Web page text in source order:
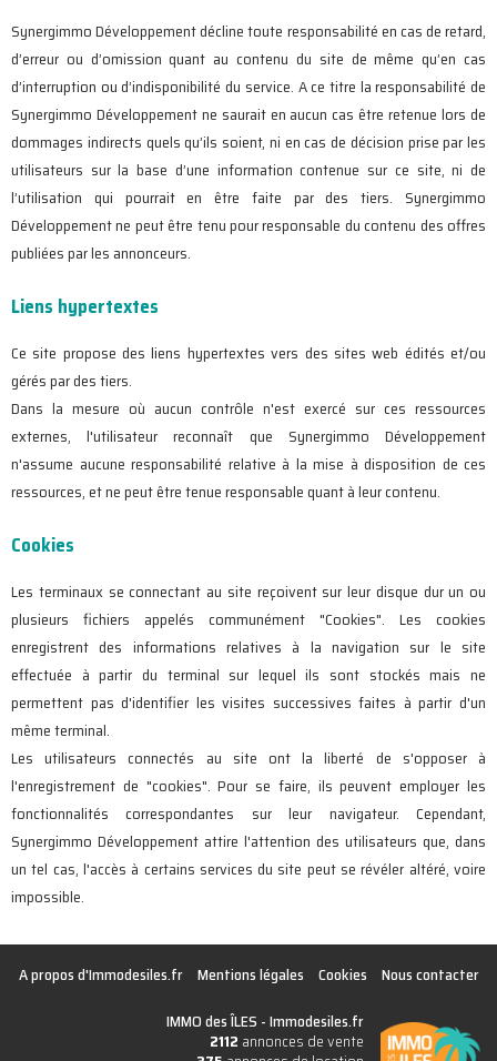
Synergimmo Développement décline toute responsabilité en cas de retard,
d’erreur ou d’omission quant au contenu du site de même qu’en cas
d’interruption ou d’indisponibilité du service. A ce titre la responsabilité de
Synergimmo Développement ne saurait en aucun cas être retenue lors de
dommages indirects quels qu’ils soient, ni en cas de décision prise par les
utilisateurs sur la base d’une information contenue sur ce site, ni de
l’utilisation qui pourrait en être faite par des tiers. Synergimmo
Développement ne peut être tenu pour responsable du contenu des offres
publiées par les annonceurs.
Liens hypertextes
Ce site propose des liens hypertextes vers des sites web édités et/ou
gérés par des tiers.
Dans la mesure où aucun contrôle n'est exercé sur ces ressources
externes, l'utilisateur reconnaît que Synergimmo Développement
n'assume aucune responsabilité relative à la mise à disposition de ces
ressources, et ne peut être tenue responsable quant à leur contenu.
Cookies
Les terminaux se connectant au site reçoivent sur leur disque dur un ou
plusieurs fichiers appelés communément "Cookies". Les cookies
enregistrent des informations relatives à la navigation sur le site
effectuée à partir du terminal sur lequel ils sont stockés mais ne
permettent pas d'identifier les visites successives faites à partir d'un
même terminal.
Les utilisateurs connectés au site ont la liberté de s'opposer à
l'enregistrement de "cookies". Pour se faire, ils peuvent employer les
fonctionnalités correspondantes sur leur navigateur. Cependant,
Synergimmo Développement attire l'attention des utilisateurs que, dans
un tel cas, l'accès à certains services du site peut se révéler altéré, voire
impossible.
A propos d'Immodesiles.fr Mentions légales Cookies
Nous contacter
IMMO des ÎLES -Immodesiles.fr
2112 annonces de vente